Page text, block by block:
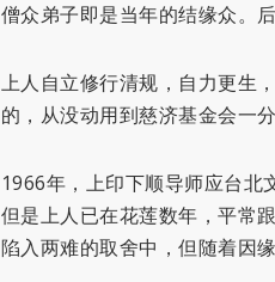
僧众弟子即是当年的结缘众。
上人自立修行清规，自力更生
的，从没动用到慈济基金会一
1966年，上印下顺导师应台北
但是上人已在花莲数年，平常
陷入两难的取舍中，但随着因